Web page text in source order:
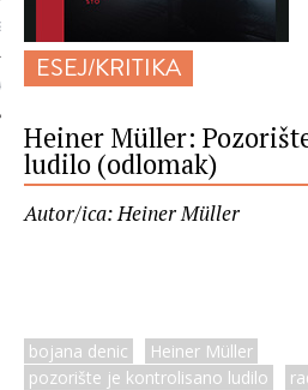
ESEJ/KRITIKA
Heiner Müller:
ludilo (odlomak)
Autor/ica: Heiner Müller
bojana denic
Heiner Müller
pozorište je kontrolisano ludilo